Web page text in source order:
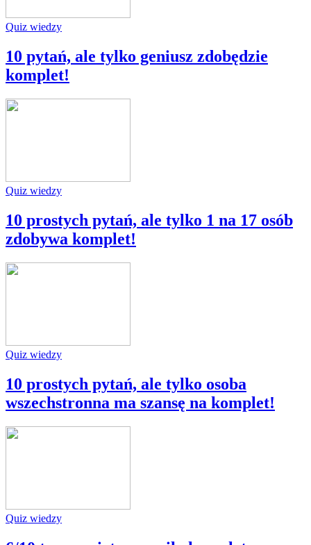
Quiz wiedzy
10 pytań, ale tylko geniusz zdobędzie
komplet!
Quiz wiedzy
10 prostych pytań, ale tylko 1 na 17 osób
zdobywa komplet!
Quiz wiedzy
10 prostych pytań, ale tylko osoba
wszechstronna ma szansę na komplet!
Quiz wiedzy